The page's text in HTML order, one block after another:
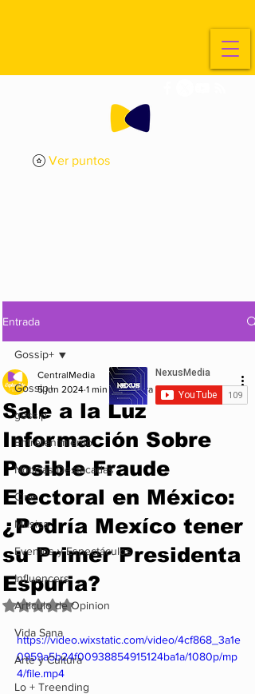
Ver puntos
Entrada
Gossip+
gossip
Entretenimiento
Noticias Destacadas
Cine
Musica
Eventos y Espectáculos
Influencers
Articulo de Opinion
Vida Sana
Arte y Cultura
Lo + Treending
Gossip+
Sale a la Luz
Información Sobre
Posible Fraude
Electoral en México:
¿Podría Mexíco tener
su Primer Presidenta
Espuria?
CentralMedia
5 jun 2024 1 min de lectura
Obtuvo NaN de 5 estrellas.
https://video.wixstatic.com/video/4cf868_3a1e
0959a5b24f00938854915124ba1a/1080p/mp
4/file.mp4